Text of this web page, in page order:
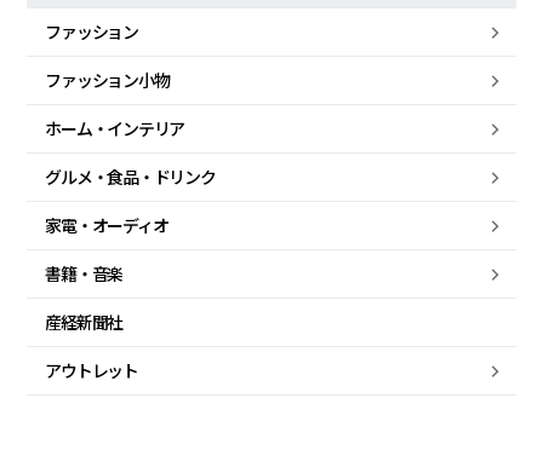
ファッション
ファッション小物
ホーム・ インテリア
グルメ・食品・ ドリンク
家電・ オーディオ
書籍・音楽
産経新聞社
アウトレット